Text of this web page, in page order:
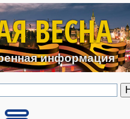
Перейти к основному
ВЕСНА
информация